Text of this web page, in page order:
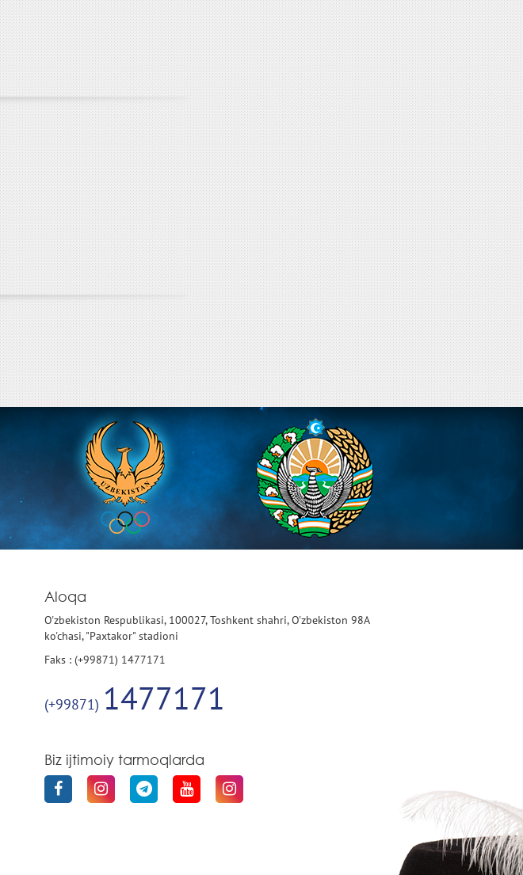
Aloqa
O'zbekiston Respublikasi, 100027, Toshkent shahri, O'zbekiston 98A
ko'chasi, "Paxtakor" stadioni
Faks : (+99871) 1477171
(+99871) 1477171
Biz ijtimoiy tarmoqlarda